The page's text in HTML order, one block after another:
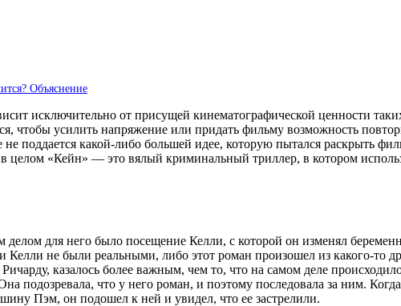
Объяснение
исключительно от присущей кинематографической ценности
чтобы усилить напряжение или придать фильму возможность
поддается какой-либо большей идее, которую пытался раскрыть
целом «Кейн» — это вялый криминальный триллер, в котором
для него было посещение Келли, с которой он изменял
не были реальными, либо этот роман произошел из какого-то
казалось более важным, чем то, что на самом деле
что у него роман, и поэтому последовала за ним.
Пэм, он подошел к ней и увидел, что ее застрелили.